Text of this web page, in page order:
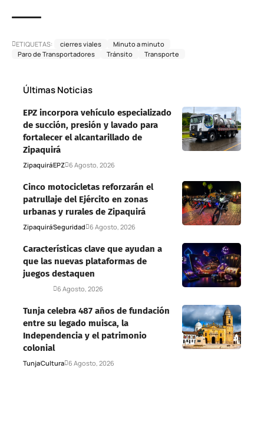
ETIQUETAS: cierres viales
Minuto a minuto
Paro de Transportadores
Tránsito Transporte
Últimas Noticias
EPZ incorpora vehículo especializado
de succión, presión y lavado para
fortalecer el alcantarillado de
Zipaquirá
ZipaquiráEPZ 6 Agosto, 2026
Cinco motocicletas reforzarán el
patrullaje del Ejército en zonas
urbanas y rurales de Zipaquirá
ZipaquiráSeguridad 6 Agosto, 2026
Características clave que ayudan a
que las nuevas plataformas de
juegos destaquen
6 Agosto, 2026
Tunja celebra 487 años de fundación
entre su legado muisca, la
Independencia y el patrimonio
colonial
TunjaCultura 6 Agosto, 2026